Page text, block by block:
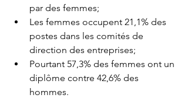
par des femmes;
Les femmes occupent 21,1% des
postes dans les comités de
direction des entreprises;
Pourtant 57,3% des femmes ont un
diplôme contre 42,6% des
hommes.